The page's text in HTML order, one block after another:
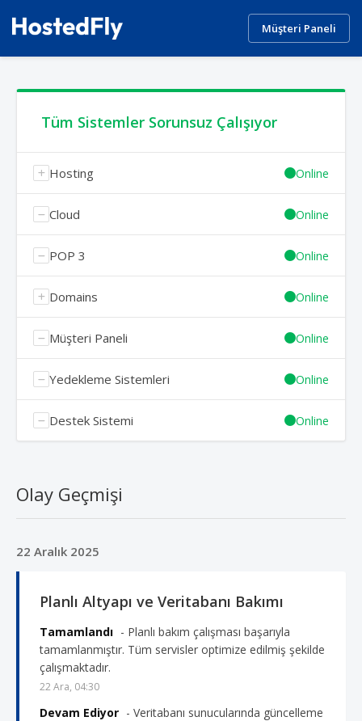
Müşteri Paneli
Tüm Sistemler Sorunsuz Çalışıyor
Hosting Online
Cloud Online
POP 3 Online
Domains Online
Müşteri Paneli Online
Yedekleme Sistemleri Online
Destek Sistemi Online
Olay Geçmişi
22 Aralık 2025
Planlı Altyapı ve Veritabanı Bakımı
Tamamlandı - Planlı bakım çalışması başarıyla
tamamlanmıştır. Tüm servisler optimize edilmiş şekilde
çalışmaktadır.
22 Ara, 04:30
Devam Ediyor - Veritabanı sunucularında güncelleme